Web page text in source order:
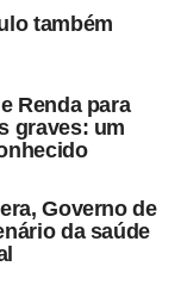
sanções, caso
da MP, a
com o valor
em 30 dias,
também
Renda para
graves: um
Governo de
da saúde